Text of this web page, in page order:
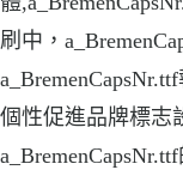
刷中，
個性促進品牌標志